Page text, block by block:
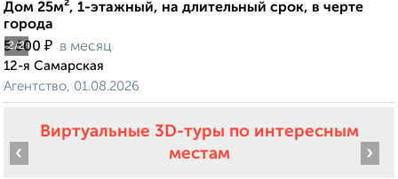
2/2
Дом 25м², 1-этажный, на длительный срок, в черте
города
5 500 ₽ в месяц
12-я Самарская
Агентство, 01.08.2026
Виртуальные 3D-туры по интересным
местам
‹ ›